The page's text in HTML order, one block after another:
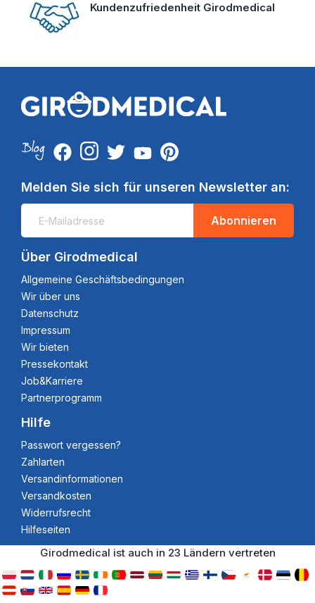
Kundenzufriedenheit Girodmedical
Melden Sie sich für unseren Newsletter an:
Abonnieren
Über Girodmedical
Allgemeine Geschäftsbedingungen
Wir über uns
Datenschutz
Impressum
Wir bieten
Pressekontakt
Job&Karriere
Partnerprogramm
Hilfe
Passwort vergessen?
Zahlarten
Versandinformationen
Versandkosten
Widerrufsrecht
Hilfeseiten
Girodmedical ist auch in 23 Ländern vertreten